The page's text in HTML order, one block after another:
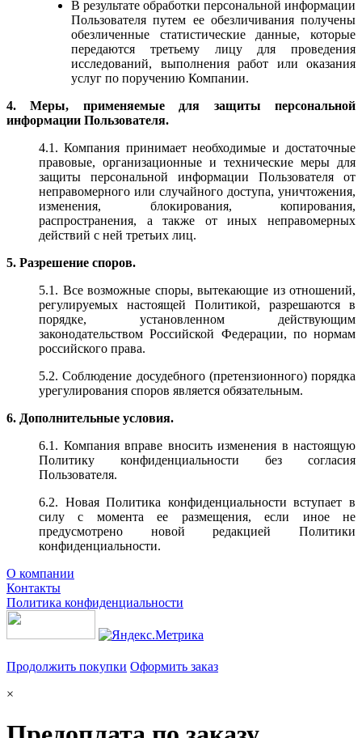
В результате обработки персональной информации
Пользователя путем ее обезличивания получены
обезличенные статистические данные, которые
передаются третьему лицу для проведения
исследований, выполнения работ или оказания
услуг по поручению Компании.
4. Меры, применяемые для защиты персональной
информации Пользователя.
4.1. Компания принимает необходимые и достаточные
правовые, организационные и технические меры для
защиты персональной информации Пользователя от
неправомерного или случайного доступа, уничтожения,
изменения, блокирования, копирования,
распространения, а также от иных неправомерных
действий с ней третьих лиц.
5. Разрешение споров.
5.1. Все возможные споры, вытекающие из отношений,
регулируемых настоящей Политикой, разрешаются в
порядке, установленном действующим
законодательством Российской Федерации, по нормам
российского права.
5.2. Соблюдение досудебного (претензионного) порядка
урегулирования споров является обязательным.
6. Дополнительные условия.
6.1. Компания вправе вносить изменения в настоящую
Политику конфиденциальности без согласия
Пользователя.
6.2. Новая Политика конфиденциальности вступает в
силу с момента ее размещения, если иное не
предусмотрено новой редакцией Политики
конфиденциальности.
О компании
Контакты
Политика конфиденциальности
Продолжить покупки Оформить заказ
×